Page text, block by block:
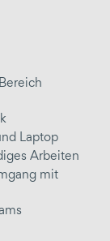
Laptop
Arbeiten
mit